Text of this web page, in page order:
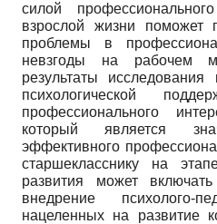
силой
взрослой жизни поможет
проблемы в
невзгоды на рабочем
результаты исследования
психологической
профессионального
который является
эффективного
старшекласснику на
развития может
внедрение психолого-
нацеленных на развитие